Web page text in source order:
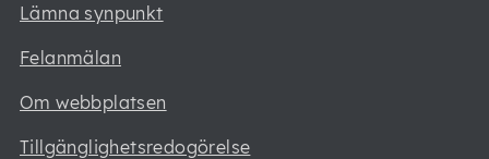
Lämna synpunkt
Felanmälan
Om webbplatsen
Tillgänglighetsredogörelse